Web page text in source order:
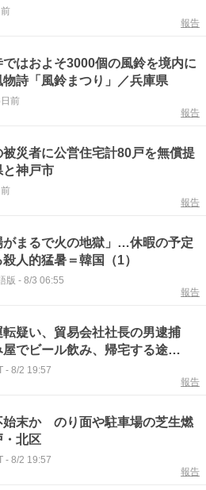
報告
はおよそ3000個の風鈴を境内に
詩「風鈴まつり」／兵庫県
前
報告
災者に公営住宅計80戸を無償提
神戸市
報告
がまるで火の地獄」…休暇の予定
人的猛暑＝韓国（1）
版 - 8/3 06:55
報告
疑い、貿易会社社長の男逮捕
屋でビール飲み、帰宅する途
北区の市道
- 8/2 19:57
報告
始末か のり面や駐車場の芝生燃
北区
- 8/2 19:57
報告